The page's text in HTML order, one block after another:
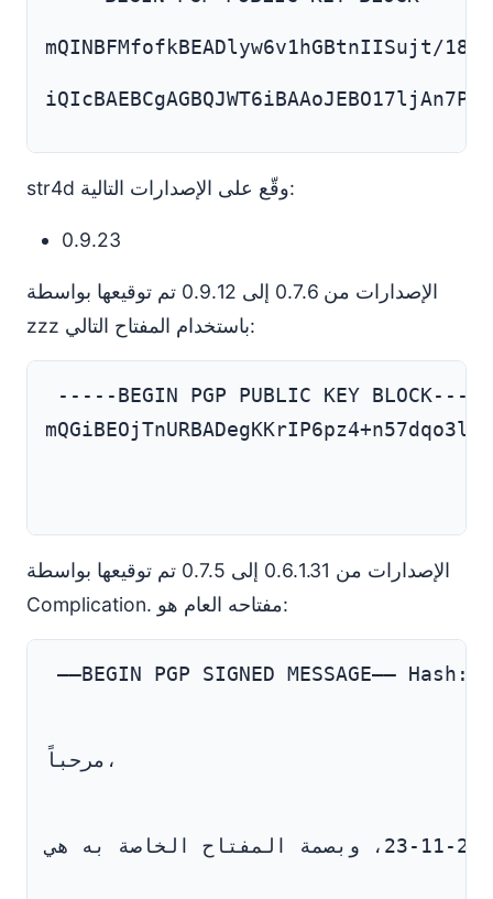
mQINBFMfofkBEADlyw6v1hGBtnIISujt/
str4d وقّع على الإصدارات التالية:
0.9.23
الإصدارات من 0.7.6 إلى 0.9.12 تم توقيعها بواسطة
zzz باستخدام المفتاح التالي:
الإصدارات من 0.6.1.31 إلى 0.7.5 تم توقيعها بواسطة
Complication. مفتاحه العام هو:
—–BEGIN PGP SIGNED MESSAGE—– Hash:
مرحباً،